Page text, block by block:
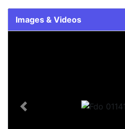
Images & Videos
Previous